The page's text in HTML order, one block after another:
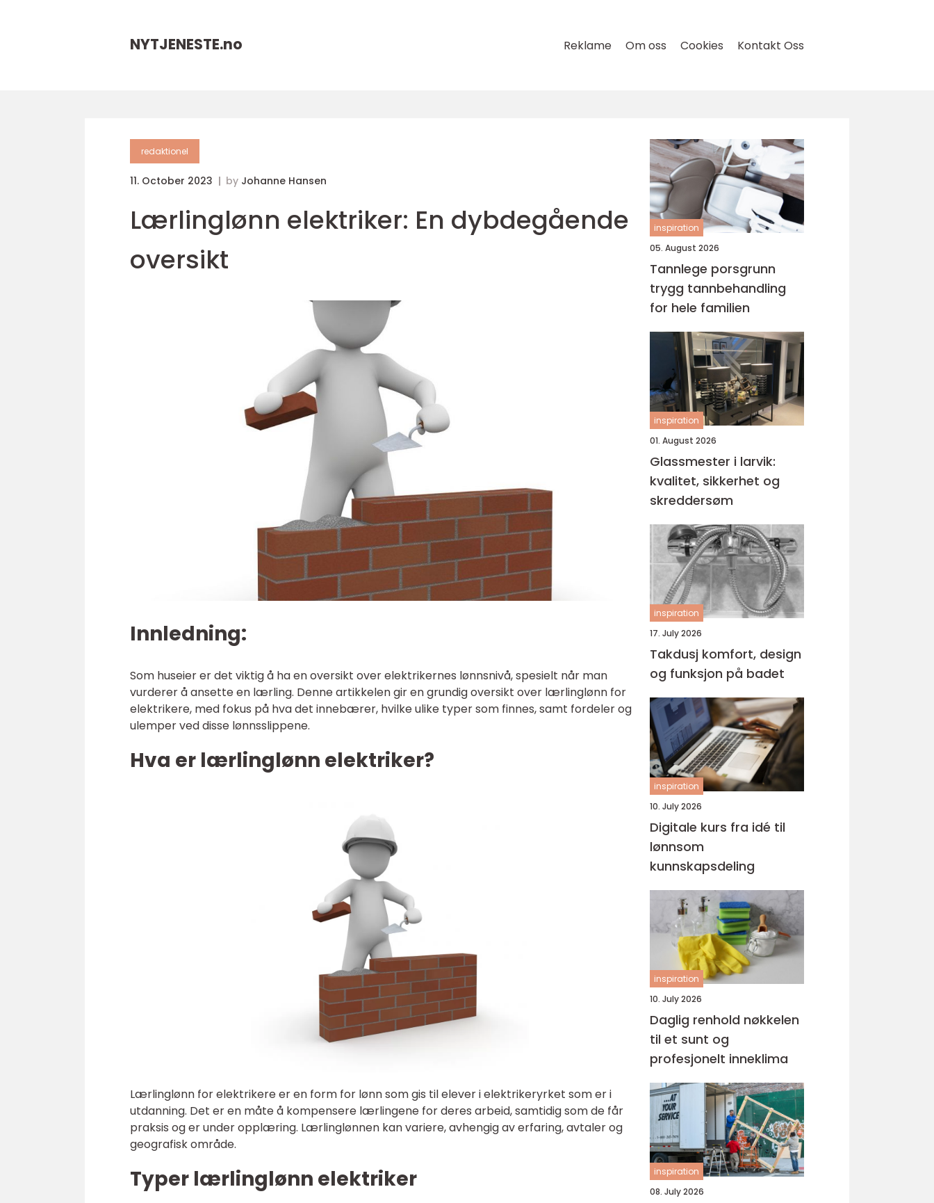
NYTJENESTE.no Reklame Om oss Cookies Kontakt Oss
redaktionel
11. October 2023 by Johanne Hansen
Lærlinglønn elektriker: En dybdegående
oversikt
Innledning:
Som huseier er det viktig å ha en oversikt over elektrikernes lønnsnivå, spesielt når man
vurderer å ansette en lærling. Denne artikkelen gir en grundig oversikt over lærlinglønn for
elektrikere, med fokus på hva det innebærer, hvilke ulike typer som finnes, samt fordeler og
ulemper ved disse lønnsslippene.
Hva er lærlinglønn elektriker?
Lærlinglønn for elektrikere er en form for lønn som gis til elever i elektrikeryrket som er i
utdanning. Det er en måte å kompensere lærlingene for deres arbeid, samtidig som de får
praksis og er under opplæring. Lærlinglønnen kan variere, avhengig av erfaring, avtaler og
geografisk område.
Typer lærlinglønn elektriker
inspiration
05. August 2026
Tannlege porsgrunn
trygg tannbehandling
for hele familien
inspiration
01. August 2026
Glassmester i larvik:
kvalitet, sikkerhet og
skreddersøm
inspiration
17. July 2026
Takdusj komfort, design
og funksjon på badet
inspiration
10. July 2026
Digitale kurs fra idé til
lønnsom
kunnskapsdeling
inspiration
10. July 2026
Daglig renhold nøkkelen
til et sunt og
profesjonelt inneklima
inspiration
08. July 2026